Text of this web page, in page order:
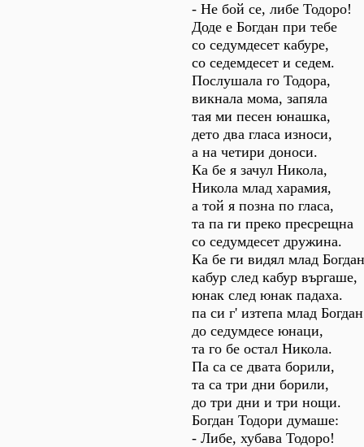
- Не бой се, либе Тодоро!
Доде е Богдан при тебе
со седумдесет кабуре,
со седемдесет и седем.
Послушала го Тодора,
викнала мома, запяла
тая ми песен юнашка,
дето два гласа износи,
а на четири доноси.
Ка бе я зачул Никола,
Никола млад харамия,
а той я позна по гласа,
та па ги преко пресрещна
со седумдесет дружина.
Ка бе ги видял млад
кабур след кабур въргаше,
юнак след юнак падаха.
па си г' изтепа млад Богдан
до седумдесе юнаци,
та го бе остал Никола.
Па са се двата борили,
та са три дни борили,
до три дни и три нощи.
Богдан Тодори думаше:
- Либе, хубава Тодоро!